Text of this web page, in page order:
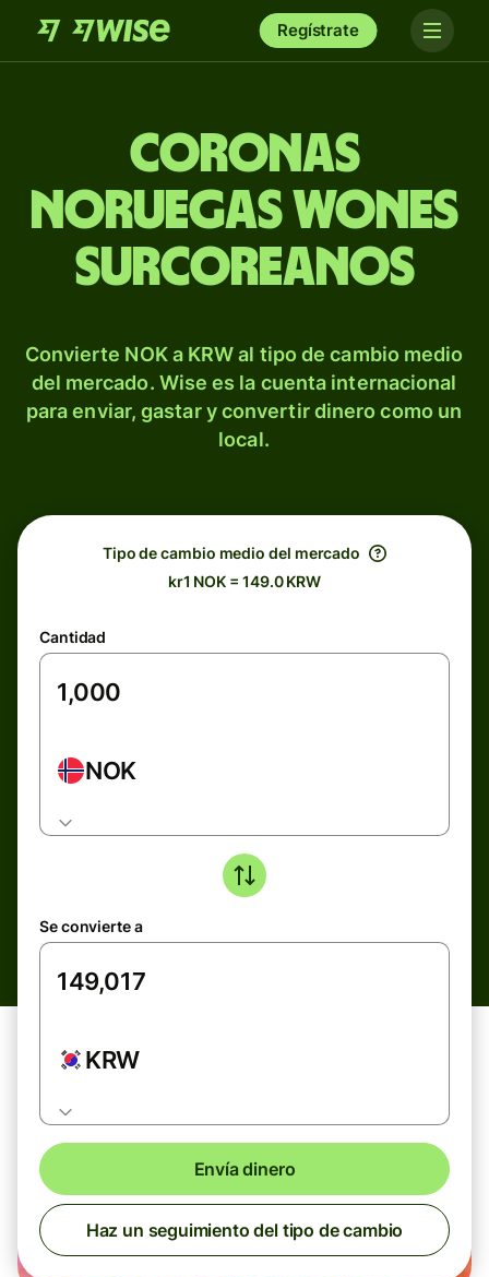
Regístrate
Coronas
noruegas wones
surcoreanos
Convierte NOK a KRW al tipo de cambio medio
del mercado. Wise es la cuenta internacional
para enviar, gastar y convertir dinero como un
local.
Tipo de cambio medio del mercado
kr1 NOK = 149.0 KRW
Cantidad
NOK
Se convierte a
KRW
Envía dinero
Haz un seguimiento del tipo de cambio